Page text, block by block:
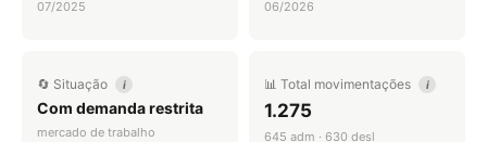
07/2025 06/2026
🔄 Situação i
Com demanda restrita
mercado de trabalho
📊 Total movimentações i
1.275
645 adm · 630 desl